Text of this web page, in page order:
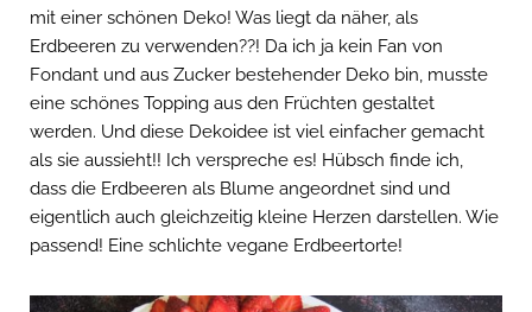
mit einer schönen Deko! Was liegt da näher, als
Erdbeeren zu verwenden??! Da ich ja kein Fan von
Fondant und aus Zucker bestehender Deko bin, musste
eine schönes Topping aus den Früchten gestaltet
werden. Und diese Dekoidee ist viel einfacher gemacht
als sie aussieht!! Ich verspreche es! Hübsch finde ich,
dass die Erdbeeren als Blume angeordnet sind und
eigentlich auch gleichzeitig kleine Herzen darstellen. Wie
passend! Eine schlichte vegane Erdbeertorte!